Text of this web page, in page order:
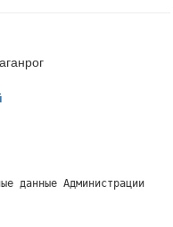
данные Администрации